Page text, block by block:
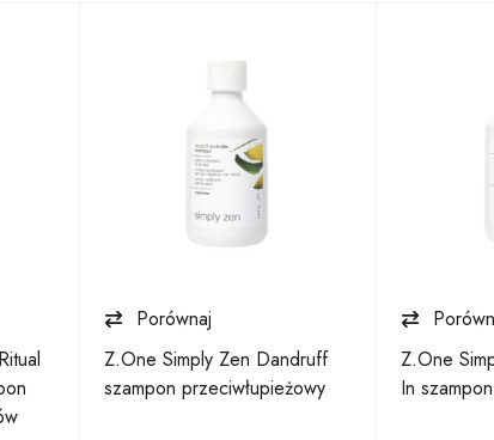
Porównaj
Z.One Simply Zen Dandruff
szampon przeciwłupieżowy
Z.One
In